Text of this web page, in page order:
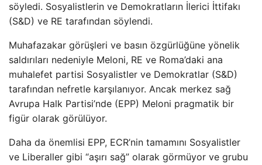
söyledi. Sosyalistlerin ve Demokratların İlerici İttifakı
(S&D) ve RE tarafından söylendi.
Muhafazakar görüşleri ve basın özgürlüğüne yönelik
saldırıları nedeniyle Meloni, RE ve Roma’daki ana
muhalefet partisi Sosyalistler ve Demokratlar (S&D)
tarafından nefretle karşılanıyor. Ancak merkez sağ
Avrupa Halk Partisi’nde (EPP) Meloni pragmatik bir
figür olarak görülüyor.
Daha da önemlisi EPP, ECR’nin tamamını Sosyalistler
ve Liberaller gibi “aşırı sağ” olarak görmüyor ve grubu